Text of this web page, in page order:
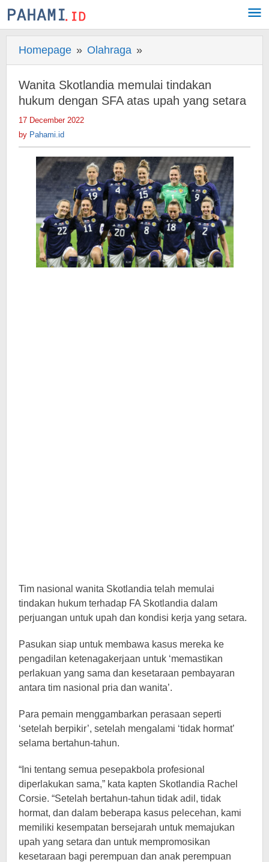
Skip
to
Homepage » Olahraga »
Skotlandia
memulai
tindakan
SFA
atas
upah
yang
setara
Wanita Skotlandia memulai tindakan
hukum dengan SFA atas upah yang setara
17 December 2022
by Pahami.id
Tim nasional wanita Skotlandia telah memulai
tindakan hukum terhadap FA Skotlandia dalam
perjuangan untuk upah dan kondisi kerja yang setara.
Pasukan siap untuk membawa kasus mereka ke
pengadilan ketenagakerjaan untuk ‘memastikan
perlakuan yang sama dan kesetaraan pembayaran
antara tim nasional pria dan wanita’.
Para pemain menggambarkan perasaan seperti
‘setelah berpikir’, setelah mengalami ‘tidak hormat’
selama bertahun-tahun.
“Ini tentang semua pesepakbola profesional
diperlakukan sama,” kata kapten Skotlandia Rachel
Corsie. “Setelah bertahun-tahun tidak adil, tidak
hormat, dan dalam beberapa kasus pelecehan, kami
memiliki kesempatan bersejarah untuk memajukan
upah yang setara dan untuk mempromosikan
kesetaraan bagi perempuan dan anak perempuan